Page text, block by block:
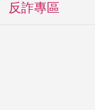
反詐專區